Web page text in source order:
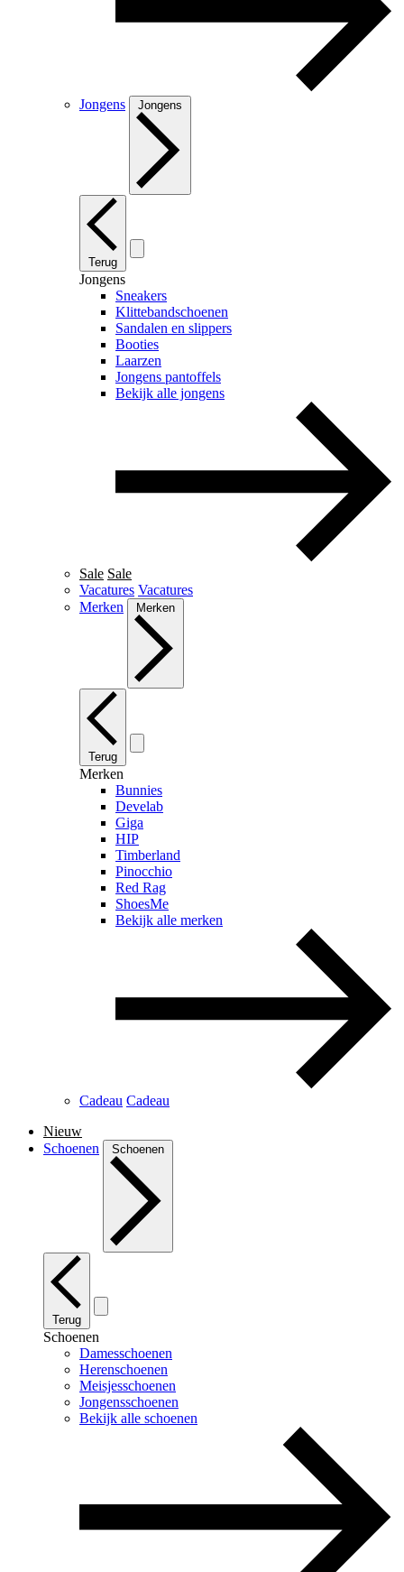
Jongens Jongens
Terug
Jongens
Sneakers
Klittebandschoenen
Sandalen en slippers
Booties
Laarzen
Jongens pantoffels
Bekijk alle jongens
Sale Sale
Vacatures Vacatures
Merken
Merken
Terug
Merken
Bunnies
Develab
Giga
HIP
Timberland
Pinocchio
Red Rag
ShoesMe
Bekijk alle merken
Cadeau Cadeau
Nieuw
Schoenen
Schoenen
Terug
Schoenen
Damesschoenen
Herenschoenen
Meisjesschoenen
Jongensschoenen
Bekijk alle schoenen